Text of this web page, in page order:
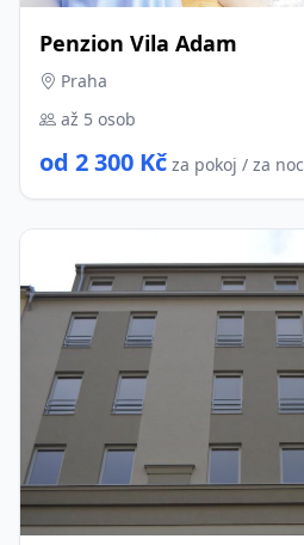
Penzion Vila Adam
Praha
až 5 osob
od 2 300 Kč za pokoj / za noc